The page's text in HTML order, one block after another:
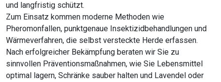
und langfristig schützt.
Zum Einsatz kommen moderne Methoden wie
Pheromonfallen, punktgenaue Insektizidbehandlungen und
Wärmeverfahren, die selbst versteckte Herde erfassen.
Nach erfolgreicher Bekämpfung beraten wir Sie zu
sinnvollen Präventionsmaßnahmen, wie Sie Lebensmittel
optimal lagern, Schränke sauber halten und Lavendel oder